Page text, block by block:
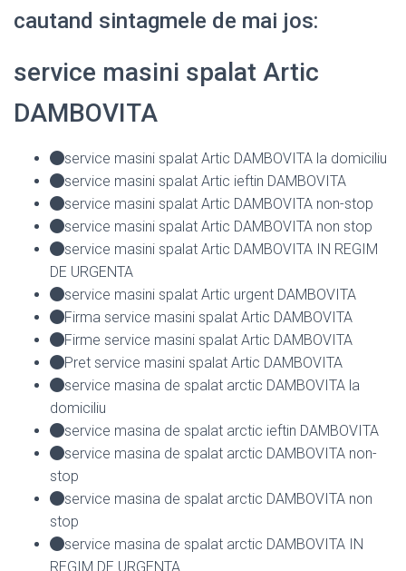
cautand sintagmele de mai jos:
service masini spalat Artic
DAMBOVITA
service masini spalat Artic DAMBOVITA la domiciliu
service masini spalat Artic ieftin DAMBOVITA
service masini spalat Artic DAMBOVITA non-stop
service masini spalat Artic DAMBOVITA non stop
service masini spalat Artic DAMBOVITA IN REGIM
DE URGENTA
service masini spalat Artic urgent DAMBOVITA
Firma service masini spalat Artic DAMBOVITA
Firme service masini spalat Artic DAMBOVITA
Pret service masini spalat Artic DAMBOVITA
service masina de spalat arctic DAMBOVITA la
domiciliu
service masina de spalat arctic ieftin DAMBOVITA
service masina de spalat arctic DAMBOVITA non-
stop
service masina de spalat arctic DAMBOVITA non
stop
service masina de spalat arctic DAMBOVITA IN
REGIM DE URGENTA